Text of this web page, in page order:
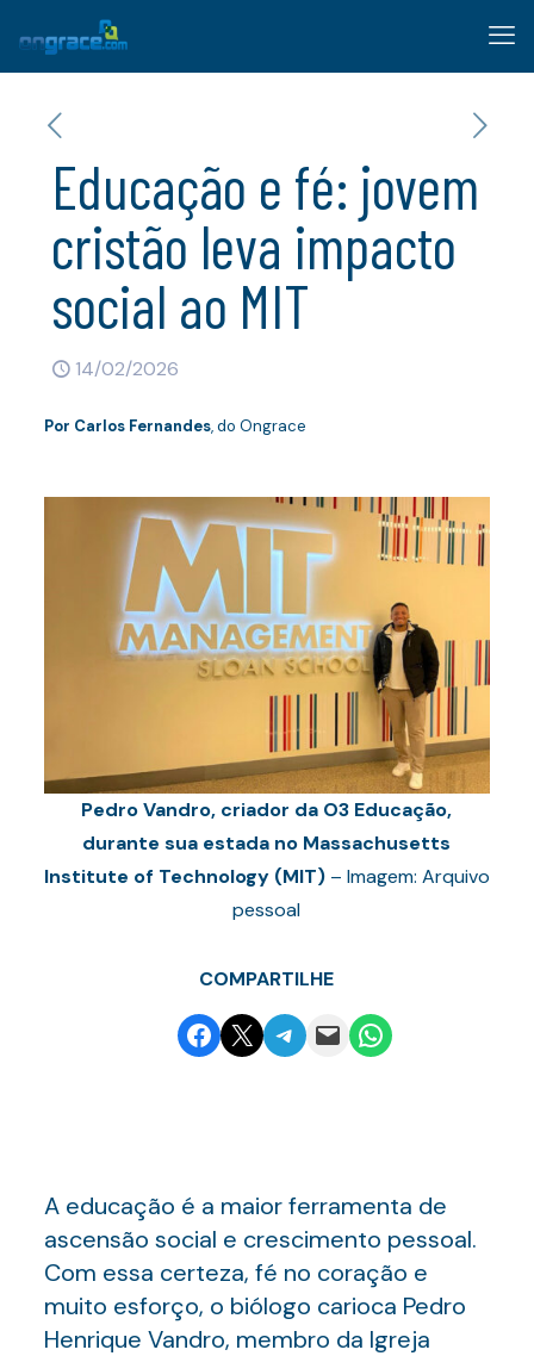
Educação e fé: jovem
cristão leva impacto
social ao MIT
14/02/2026
Por Carlos Fernandes, do Ongrace
Pedro Vandro, criador da O3 Educação,
durante sua estada no Massachusetts
Institute of Technology (MIT)– Imagem: Arquivo
pessoal
COMPARTILHE
Share on Facebook
Email this PageShare on Telegram
Email this PageShare on WhatsApp
A educação é a maior ferramenta de
ascensão social e crescimento pessoal.
Com essa certeza, fé no coração e
muito esforço, o biólogo carioca Pedro
Henrique Vandro, membro da Igreja